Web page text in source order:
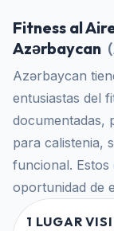
Fitness al
Azərbaycan (
Azərbaycan
entusiastas del
documentadas,
para calistenia,
funcional.
oportunidad de
1 LUGAR